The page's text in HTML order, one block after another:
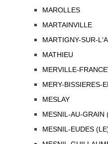
MAROLLES
MARTAINVILLE
MARTIGNY-SUR-
MATHIEU
MERVILLE-
MERY-BISSIERES-
MESLAY
MESNIL-AU-GRAIN
MESNIL-EUDES